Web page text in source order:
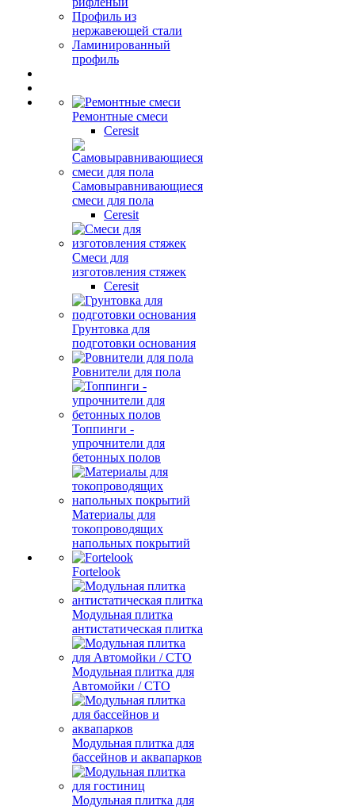
Профиль из
нержавеющей стали
Ламинированный
профиль
Ремонтные смеси
Ceresit
Самовыравнивающиеся
смеси для пола
Ceresit
Смеси для
изготовления стяжек
Ceresit
Грунтовка для
подготовки основания
Ровнители для пола
Топпинги -
упрочнители для
бетонных полов
Материалы для
токопроводящих
напольных покрытий
Fortelook
Модульная плитка
антистатическая плитка
Модульная плитка для
Автомойки / СТО
Модульная плитка для
бассейнов и аквапарков
Модульная плитка для